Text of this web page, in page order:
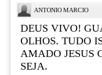
ANTONIO MARCIO
DEUS VIVO!
OLHOS. TUDO
AMADO JESUS
SEJA.